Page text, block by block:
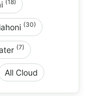
(18)
(30)
(7)
All Cloud